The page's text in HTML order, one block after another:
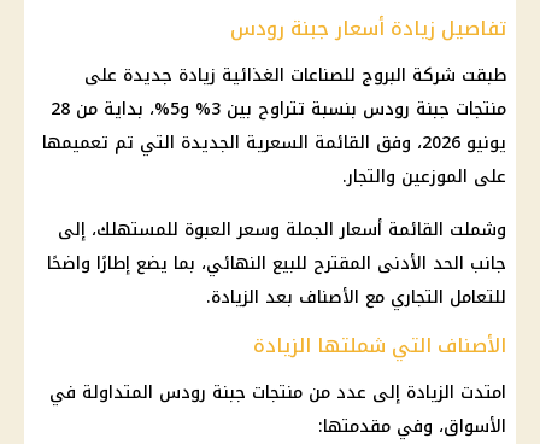
تفاصيل زيادة أسعار جبنة رودس
طبقت شركة البروج للصناعات الغذائية زيادة جديدة على
منتجات جبنة رودس بنسبة تتراوح بين 3% و5%، بداية من 28
يونيو 2026، وفق القائمة السعرية الجديدة التي تم تعميمها
على الموزعين والتجار.
وشملت القائمة أسعار الجملة وسعر العبوة للمستهلك، إلى
جانب الحد الأدنى المقترح للبيع النهائي، بما يضع إطارًا واضحًا
للتعامل التجاري مع الأصناف بعد الزيادة.
الأصناف التي شملتها الزيادة
امتدت الزيادة إلى عدد من منتجات جبنة رودس المتداولة في
الأسواق، وفي مقدمتها: